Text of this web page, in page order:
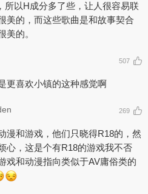
所以H成分多了些，让人很容易联
美的，而这些歌曲是和故事契合
美的。
507
更喜欢小镇的这种感觉啊
269
漫和游戏，他们只晓得R18的，然
心，这是个有R18的游戏我不否
戏和动漫指向类似于AV庸俗类的